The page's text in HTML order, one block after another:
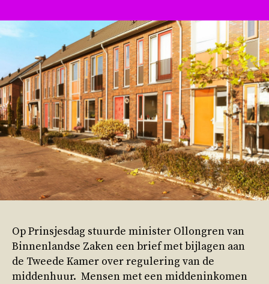
Op Prinsjesdag stuurde minister Ollongren van
Binnenlandse Zaken een brief met bijlagen aan
de Tweede Kamer over regulering van de
middenhuur. Mensen met een middeninkomen